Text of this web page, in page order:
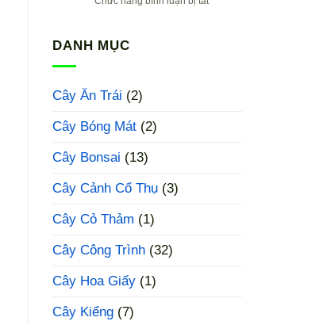
Xanh
DANH MỤC
Cây Ăn Trái (2)
Cây Bóng Mát (2)
Cây Bonsai (13)
Cây Cảnh Cổ Thụ (3)
Cây Cỏ Thảm (1)
Cây Công Trình (32)
Cây Hoa Giấy (1)
Cây Kiểng (7)